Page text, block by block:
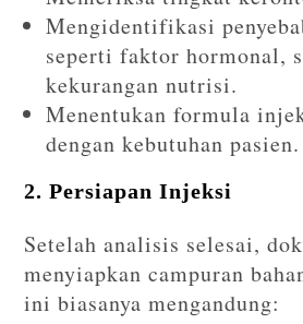
Mengidentifikasi
seperti faktor hormonal,
kekurangan nutrisi.
Menentukan formula
dengan kebutuhan pasien.
2. Persiapan Injeksi
Setelah analisis selesai,
menyiapkan campuran
ini biasanya mengandung: